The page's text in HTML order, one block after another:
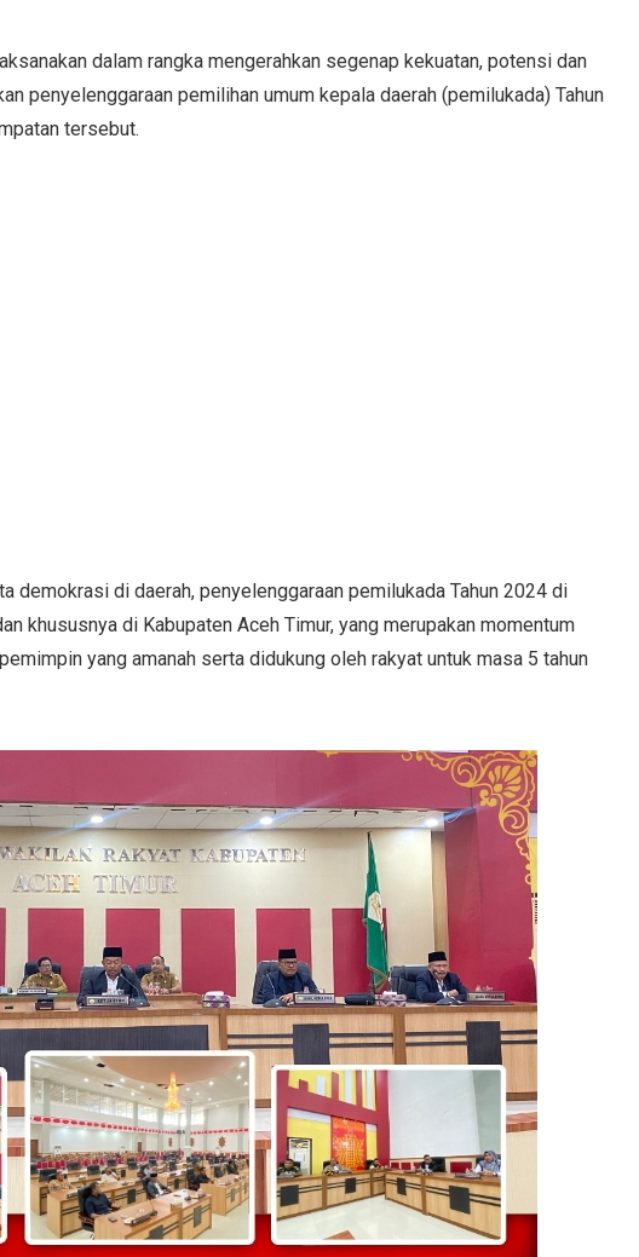
dalam rangka mengerahkan segenap kekuatan, potensi dan
penyelenggaraan pemilihan umum kepala daerah (pemilukada) Tahun
tersebut.
demokrasi di daerah, penyelenggaraan pemilukada Tahun 2024 di
khususnya di Kabupaten Aceh Timur, yang merupakan momentum
yang amanah serta didukung oleh rakyat untuk masa 5 tahun